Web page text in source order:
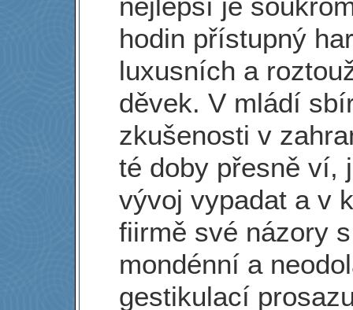
hodin přístupný
luxusních a
děvek. V mládí
zkušenosti v
té doby přesně ví,
vývoj vypadat a v
fiirmě své názory s
mondénní a
gestikulací